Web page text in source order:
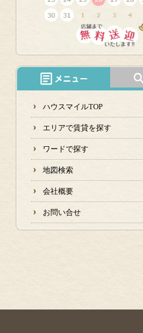
ハウスマイルTOP
エリアで賃貸を探す
ワードで探す
地図検索
会社概要
お問い合せ